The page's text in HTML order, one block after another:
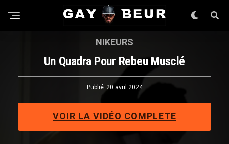
NIKEURS
Un Quadra Pour Rebeu Musclé
Publié 20 avril 2024
VOIR LA VIDÉO COMPLETE